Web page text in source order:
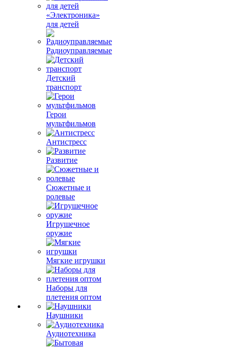
«Электроника»
для детей
Радиоуправляемые
Детский
транспорт
Герои
мультфильмов
Антистресс
Развитие
Сюжетные и
ролевые
Игрушечное
оружие
Мягкие игрушки
Наборы для
плетения оптом
Наушники
Аудиотехника